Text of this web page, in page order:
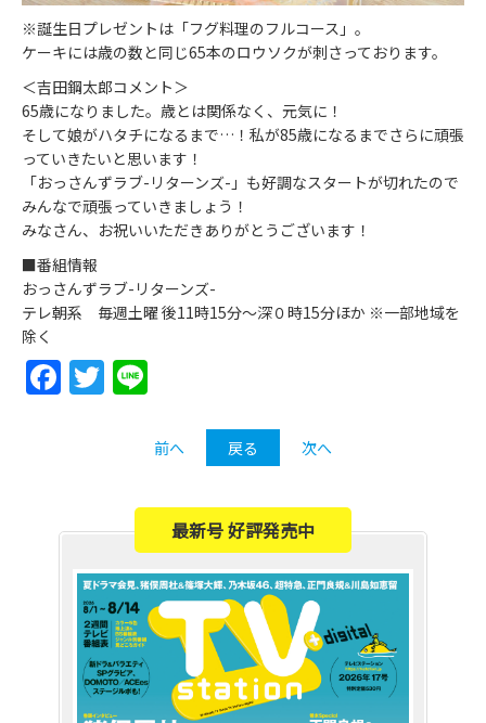
※誕生日プレゼントは「フグ料理のフルコース」。
ケーキには歳の数と同じ65本のロウソクが刺さっております。
＜吉田鋼太郎コメント＞
65歳になりました。歳とは関係なく、元気に！
そして娘がハタチになるまで…！私が85歳になるまでさらに頑張
っていきたいと思います！
「おっさんずラブ-リターンズ-」も好調なスタートが切れたので
みんなで頑張っていきましょう！
みなさん、お祝いいただきありがとうございます！
■番組情報
おっさんずラブ-リターンズ-
テレ朝系 毎週土曜 後11時15分～深０時15分ほか ※一部地域を
除く
Facebook
Twitter
前へ 戻る 次へ
最新号 好評発売中